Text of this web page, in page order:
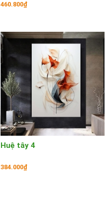
460.800₫
Huệ tây 4
384.000₫